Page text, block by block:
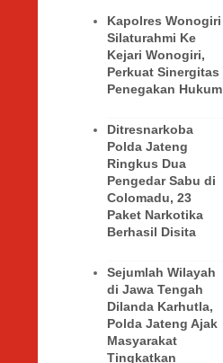
Kapolres Wonogiri
Silaturahmi Ke
Kejari Wonogiri,
Perkuat Sinergitas
Penegakan Hukum
Ditresnarkoba
Polda Jateng
Ringkus Dua
Pengedar Sabu di
Colomadu, 23
Paket Narkotika
Berhasil Disita
Sejumlah Wilayah
di Jawa Tengah
Dilanda Karhutla,
Polda Jateng Ajak
Masyarakat
Tingkatkan